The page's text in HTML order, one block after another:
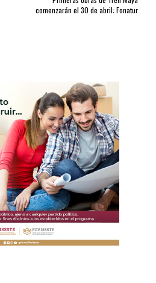
comenzarán el 30 de abril: Fonatur